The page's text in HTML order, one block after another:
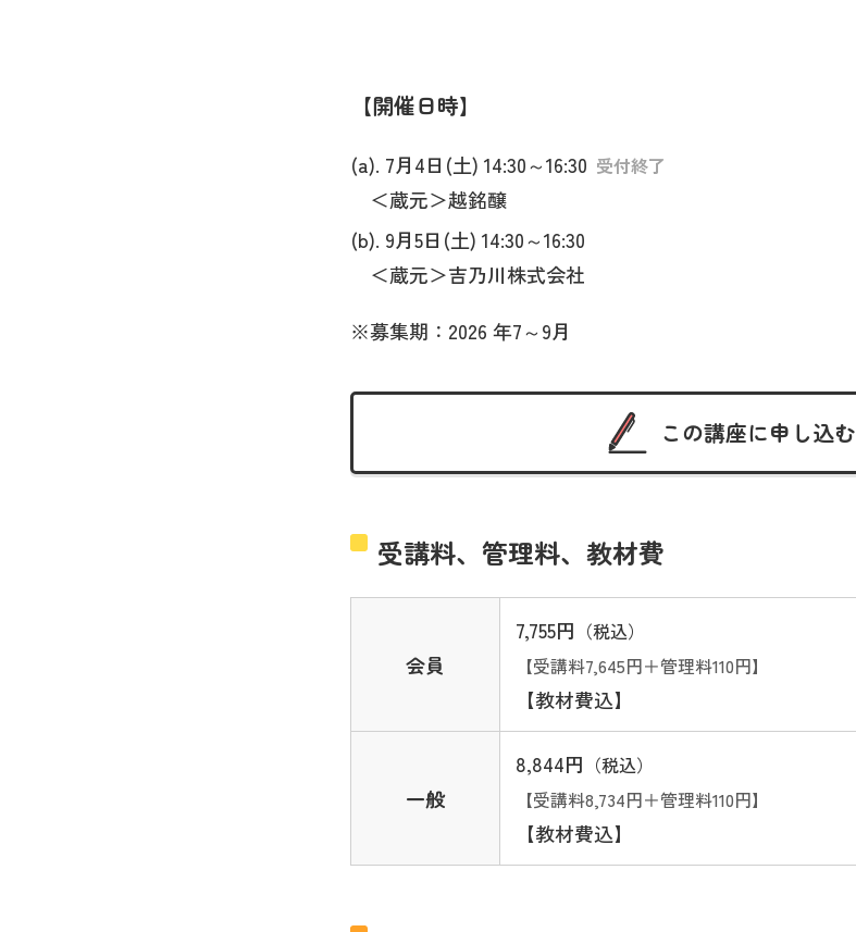
開催日時
(a). 7月4日(土) 14:30～16:30 受付終了
＜蔵元＞越銘醸
(b). 9月5日(土) 14:30～16:30
＜蔵元＞吉乃川株式会社
※募集期：2026 年7～9月
この講座に申し込む
受講料、管理料、教材費
会員
7,755円 （税込）
【受講料7,645円＋管理料110円】
【教材費込】
一般
8,844円 （税込）
【受講料8,734円＋管理料110円】
【教材費込】